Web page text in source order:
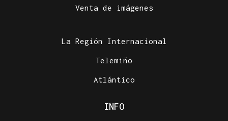
Venta de imágenes
La Región Internacional
Telemiño
Atlántico
INFO